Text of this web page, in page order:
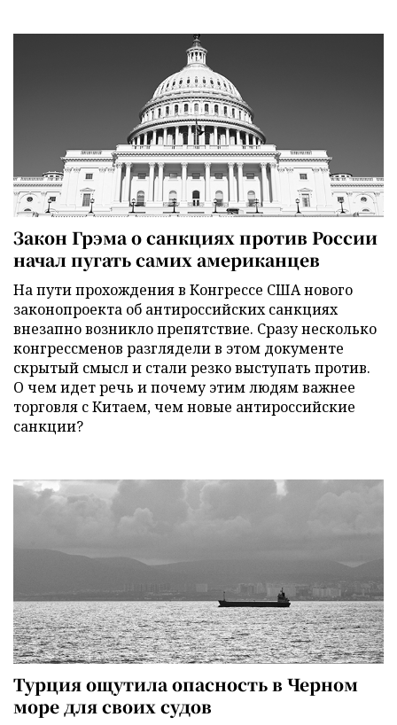
Закон Грэма о санкциях против России
начал пугать самих американцев
На пути прохождения в Конгрессе США нового
законопроекта об антироссийских санкциях
внезапно возникло препятствие. Сразу несколько
конгрессменов разглядели в этом документе
скрытый смысл и стали резко выступать против.
О чем идет речь и почему этим людям важнее
торговля с Китаем, чем новые антироссийские
санкции?
Турция ощутила опасность в Черном
море для своих судов